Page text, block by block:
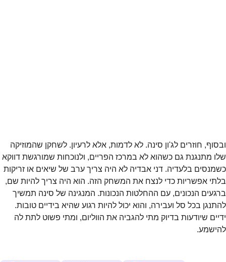
ובסוף, חוזרים לג'ון סינה. לא לדמות, אלא לרעיון. לשחקן שהמוזיקה
שלו מתנגנת גם כשהוא לא במרכז הפריים, ולנוכחות שמורגשת דווקא
כשמנסים בלעדיה. דני אבדיה לא היה צריך ערב של שיאים או זריקות
בלתי אפשריות כדי לנצח את המשחק הזה. הוא היה צריך להיות שם,
ברגעים הנכונים, עם ההחלטות הנכונות. המנגינה של סינה תמשיך
להתנגן בכל סל ועבירה, והוא יכול להיות רגוע שהיא בידיים טובות.
ידיים שיודעות בדיוק מתי להגביה את הווליום, ומתי פשוט לתת לה
להישמע.